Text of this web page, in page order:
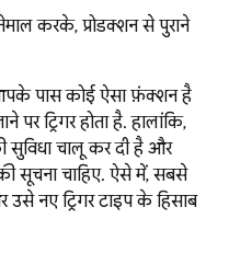
करके, प्रोडक्शन से पुराने
पास कोई ऐसा फ़ंक्शन है
ट्रिगर होता है. हालांकि,
सुविधा चालू कर दी है और
सूचना चाहिए. ऐसे में, सबसे
नए ट्रिगर टाइप के हिसाब